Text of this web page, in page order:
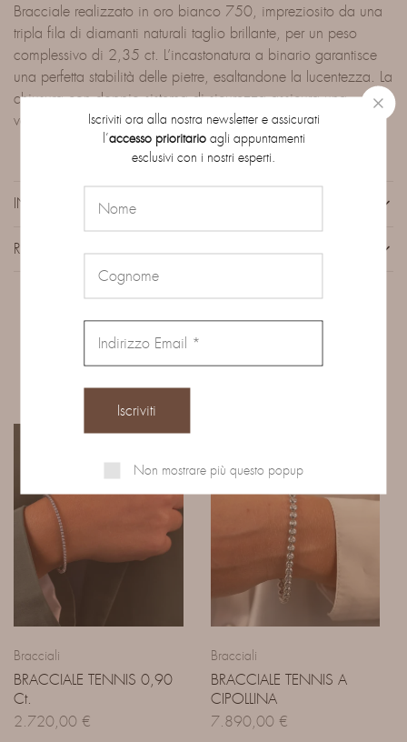
Bracciale realizzato in oro bianco 750, impreziosito da una
tripla fila di diamanti naturali taglio brillante, per un peso
complessivo di 2,35 ct. L’incastonatura a binario garantisce
una perfetta stabilità delle pietre, esaltandone la lucentezza. La
chiusura con doppio sistema di sicurezza assicura una
vestibilità impeccabile e confortevole.
INFORMAZIONI AGGIUNTIVE
RECENSIONI (0)
Prodotti correlati
Bracciali
BRACCIALE TENNIS 0,90
Ct.
2.720,00 €
Bracciali
BRACCIALE TENNIS A
CIPOLLINA
7.890,00 €
Iscriviti ora alla nostra newsletter e assicurati
l’accesso prioritarioagli appuntamenti
esclusivi con i nostri esperti.
Non mostrare più questo popup